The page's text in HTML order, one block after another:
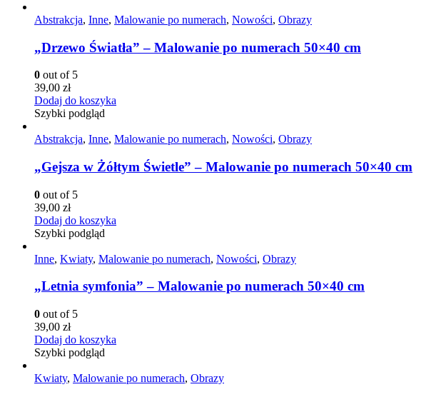
Abstrakcja, Inne, Malowanie po numerach, Nowości, Obrazy
„Drzewo Światła” – Malowanie po numerach 50×40 cm
0 out of 5
39,00 zł
Dodaj do koszyka
Szybki podgląd
Abstrakcja, Inne, Malowanie po numerach, Nowości, Obrazy
„Gejsza w Żółtym Świetle” – Malowanie po numerach 50×40 cm
0 out of 5
39,00 zł
Dodaj do koszyka
Szybki podgląd
Inne, Kwiaty, Malowanie po numerach, Nowości, Obrazy
„Letnia symfonia” – Malowanie po numerach 50×40 cm
0 out of 5
39,00 zł
Dodaj do koszyka
Szybki podgląd
Kwiaty, Malowanie po numerach, Obrazy